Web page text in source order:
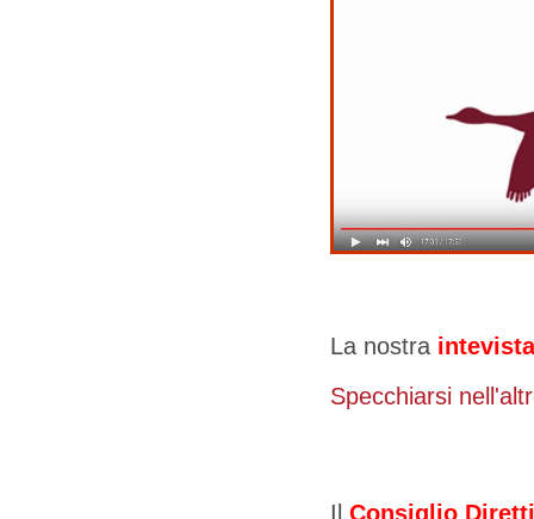
La nostra
Specchiarsi
Il Consiglio